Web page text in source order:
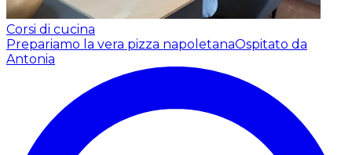
Corsi di cucina
Prepariamo la vera pizza napoletanaOspitato da
Antonia